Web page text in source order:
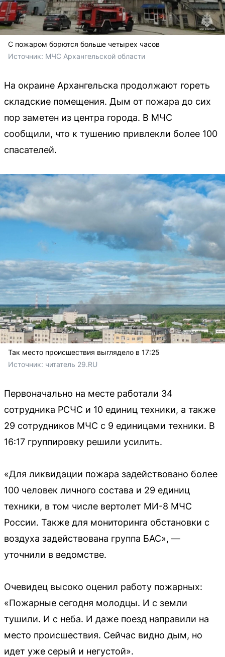
С пожаром борются больше четырех часов
Источник: МЧС Архангельской области
На окраине Архангельска продолжают гореть
складские помещения. Дым от пожара до сих
пор заметен из центра города. В МЧС
сообщили, что к тушению привлекли более 100
спасателей.
Так место происшествия выглядело в 17:25
Источник: читатель 29.RU
Первоначально на месте работали 34
сотрудника РСЧС и 10 единиц техники, а также
29 сотрудников МЧС с 9 единицами техники. В
16:17 группировку решили усилить.
«Для ликвидации пожара задействовано более
100 человек личного состава и 29 единиц
техники, в том числе вертолет МИ-8 МЧС
России. Также для мониторинга обстановки с
воздуха задействована группа БАС», —
уточнили в ведомстве.
Очевидец высоко оценил работу пожарных:
«Пожарные сегодня молодцы. И с земли
тушили. И с неба. И даже поезд направили на
место происшествия. Сейчас видно дым, но
идет уже серый и негустой».